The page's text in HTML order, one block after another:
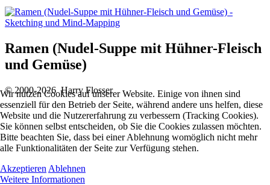
Ramen (Nudel-Suppe mit Hühner-Fleisch
und Gemüse)
© 2000-2026 Harry Flosser
Wir nutzen Cookies auf unserer Website. Einige von ihnen sind
essenziell für den Betrieb der Seite, während andere uns helfen, diese
Website und die Nutzererfahrung zu verbessern (Tracking Cookies).
Sie können selbst entscheiden, ob Sie die Cookies zulassen möchten.
Bitte beachten Sie, dass bei einer Ablehnung womöglich nicht mehr
alle Funktionalitäten der Seite zur Verfügung stehen.
Akzeptieren Ablehnen
Weitere Informationen